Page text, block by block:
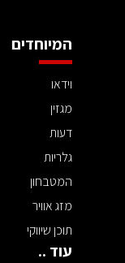
המיוחדים
וידאו
מגזין
דעות
גלריות
המטבחון
מזג אוויר
תוכן שיווקי
עוד ..